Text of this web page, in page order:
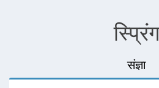
संज्ञा